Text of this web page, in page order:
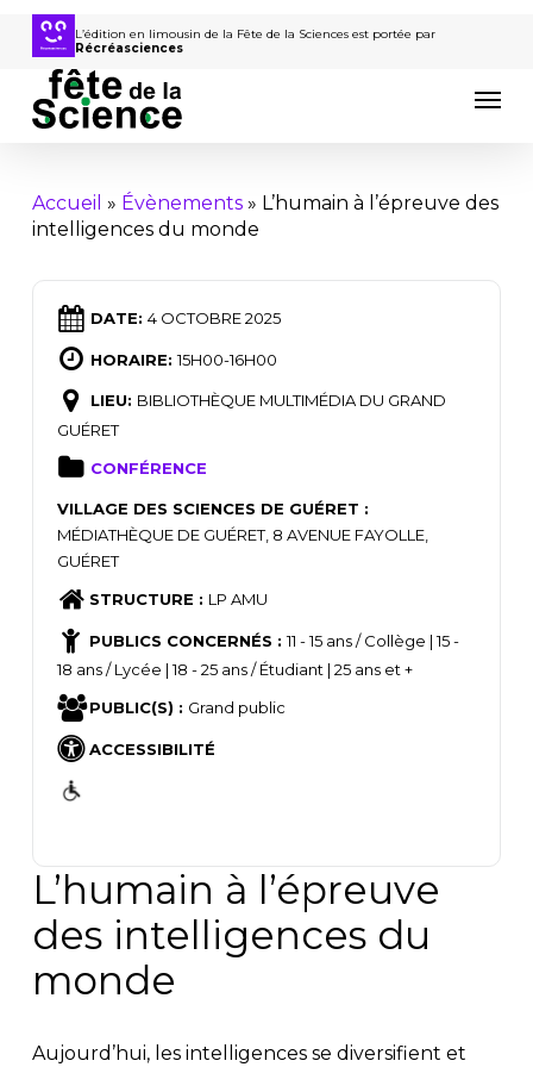
Passer
contenu
principal
L’édition en limousin de la Fête de la Sciences est portée par
Récréasciences
Accueil » Évènements» L’humain à l’épreuve des
intelligences du monde
DATE: 4 OCTOBRE 2025
HORAIRE:15H00-16H00
LIEU: BIBLIOTHÈQUE MULTIMÉDIA DU GRAND
GUÉRET
CONFÉRENCE
VILLAGE DES SCIENCES DE GUÉRET :
MÉDIATHÈQUE DE GUÉRET, 8 AVENUE FAYOLLE,
GUÉRET
STRUCTURE : LP AMU
PUBLICS CONCERNÉS :11 - 15 ans / Collège | 15 -
18 ans / Lycée | 18 - 25 ans / Étudiant | 25 ans et +
PUBLIC(S) : Grand public
ACCESSIBILITÉ
L’humain à l’épreuve
des intelligences du
monde
Aujourd’hui, les intelligences se diversifient et